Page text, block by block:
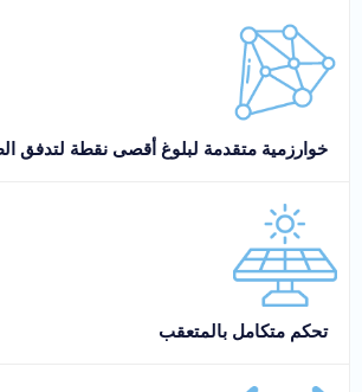
خوارزمية متقدمة لبلوغ أقصى نقطة لتدفق
تحكم متكامل بالمتعقب